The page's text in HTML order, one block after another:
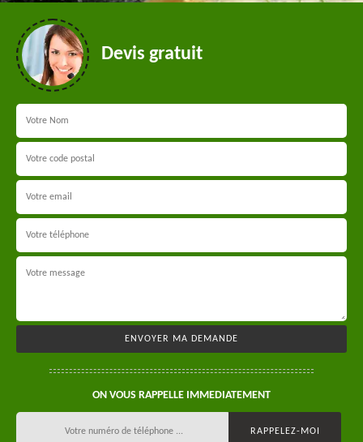
Devis gratuit
ON VOUS RAPPELLE IMMEDIATEMENT